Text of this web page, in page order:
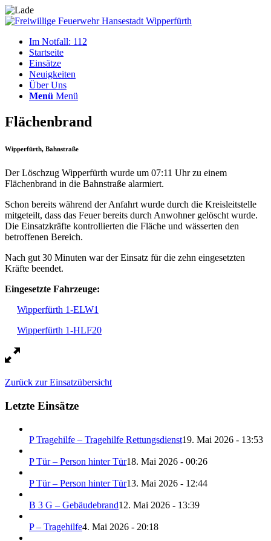
Im Notfall: 112
Startseite
Einsätze
Neuigkeiten
Über Uns
Menü Menü
Flächenbrand
Wipperfürth, Bahnstraße
Der Löschzug Wipperfürth wurde um 07:11 Uhr zu einem
Flächenbrand in die Bahnstraße alarmiert.
Schon bereits während der Anfahrt wurde durch die Kreisleitstelle
mitgeteilt, dass das Feuer bereits durch Anwohner gelöscht wurde.
Die Einsatzkräfte kontrollierten die Fläche und wässerten den
betroffenen Bereich.
Nach gut 30 Minuten war der Einsatz für die zehn eingesetzten
Kräfte beendet.
Eingesetzte Fahrzeuge:
Wipperfürth 1-ELW1
Wipperfürth 1-HLF20
Zurück zur Einsatzübersicht
Letzte Einsätze
P Tragehilfe – Tragehilfe Rettungsdienst19. Mai 2026 - 13:53
P Tür – Person hinter Tür18. Mai 2026 - 00:26
P Tür – Person hinter Tür13. Mai 2026 - 12:44
B 3 G – Gebäudebrand12. Mai 2026 - 13:39
P – Tragehilfe4. Mai 2026 - 20:18